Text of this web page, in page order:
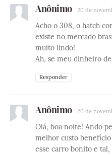
Anônimo 20 de
Acho o 308, o hatch
existe no mercado
muito lindo!
Ah, se meu dinheiro
Responder
Anônimo 20 de
Olá, boa noite! Ando
melhor custo benefício
esse carro bonito e